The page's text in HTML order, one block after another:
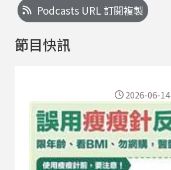
Podcasts URL 訂閱複製
節目快訊
2026-06-14